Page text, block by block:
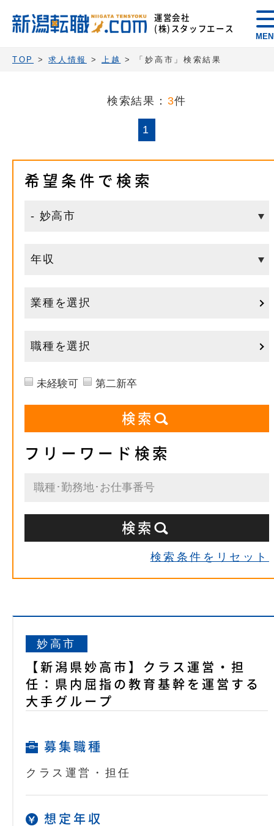
運営会社
(株)スタッフエース
TOP >求人情報 > 上越 > 「妙高市」検索結果
検索結果： 3件
1
希望条件で検索
業種を選択
職種を選択
未経験可 第二新卒
フリーワード検索
検索条件をリセット
妙高市
【新潟県妙高市】クラス運営・担
任：県内屈指の教育基幹を運営する
大手グループ
募集職種
クラス運営・担任
想定年収